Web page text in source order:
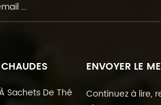
Sachets De Thé
ENVOYER LE
Continuez à lire,